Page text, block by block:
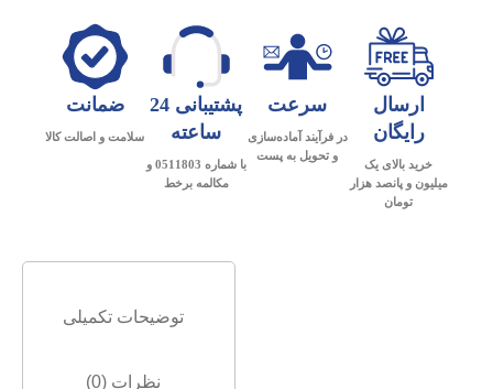
ارسال
رایگان
خرید بالای یک
میلیون و پانصد هزار
تومان
سرعت
در فرآیند آماده‌سازی
و تحویل به پست
پشتیبانی 24
ساعته
با شماره 0511803 و
مکالمه برخط
ضمانت
سلامت و اصالت کالا
توضیحات تکمیلی
نظرات (0)